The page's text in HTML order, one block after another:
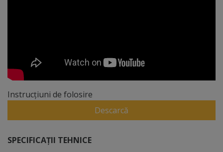
Instrucțiuni de folosire
Descarcă
SPECIFICAȚII TEHNICE